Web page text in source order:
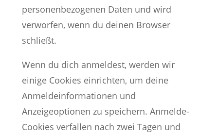
personenbezogenen Daten und wird
verworfen, wenn du deinen Browser
schließt.
Wenn du dich anmeldest, werden wir
einige Cookies einrichten, um deine
Anmeldeinformationen und
Anzeigeoptionen zu speichern. Anmelde-
Cookies verfallen nach zwei Tagen und